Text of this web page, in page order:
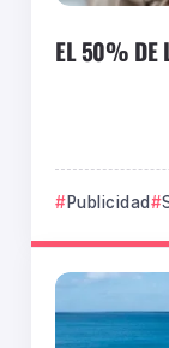
EL 50% DE
Publicidad